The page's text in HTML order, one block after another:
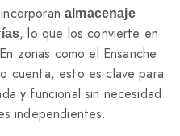
almacenaje
, lo que los convierte en
zonas como el Ensanche
cuenta, esto es clave para
y funcional sin necesidad
independientes.